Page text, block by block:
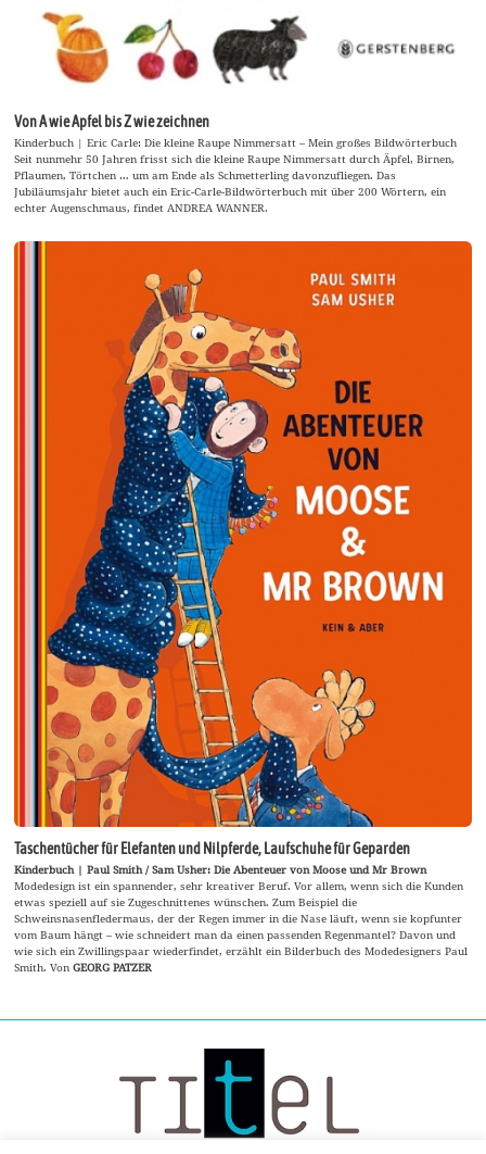
Von A wie Apfel bis Z wie zeichnen
Kinderbuch | Eric Carle: Die kleine Raupe Nimmersatt – Mein großes Bildwörterbuch
Seit nunmehr 50 Jahren frisst sich die kleine Raupe Nimmersatt durch Äpfel, Birnen,
Pflaumen, Törtchen … um am Ende als Schmetterling davonzufliegen. Das
Jubiläumsjahr bietet auch ein Eric-Carle-Bildwörterbuch mit über 200 Wörtern, ein
echter Augenschmaus, findet ANDREA WANNER.
Taschentücher für Elefanten und Nilpferde, Laufschuhe für Geparden
Kinderbuch | Paul Smith / Sam Usher: Die Abenteuer von Moose und Mr Brown
Modedesign ist ein spannender, sehr kreativer Beruf. Vor allem, wenn sich die Kunden
etwas speziell auf sie Zugeschnittenes wünschen. Zum Beispiel die
Schweinsnasenfledermaus, der der Regen immer in die Nase läuft, wenn sie kopfunter
vom Baum hängt – wie schneidert man da einen passenden Regenmantel? Davon und
wie sich ein Zwillingspaar wiederfindet, erzählt ein Bilderbuch des Modedesigners Paul
Smith. VonGEORG PATZER